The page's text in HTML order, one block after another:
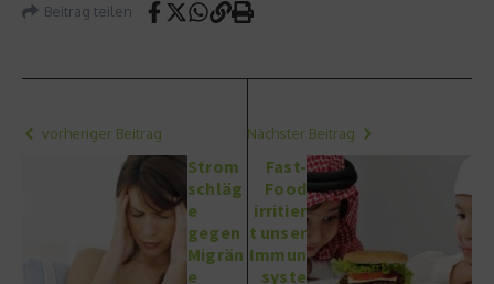
Beitrag teilen
vorheriger Beitrag
Strom
schläg
e
gegen
Migrän
e
Nächster Beitrag
Fast-
Food
irritier
t unser
Immun
syste